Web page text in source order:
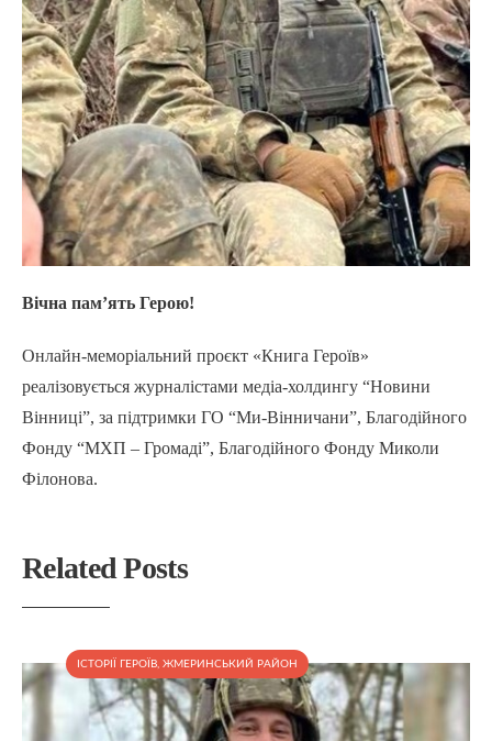
Вічна пам’ять Герою!
Онлайн-меморіальний проєкт «Книга Героїв»
реалізовується журналістами медіа-холдингу “Новини
Вінниці”, за підтримки ГО “Ми-Вінничани”, Благодійного
Фонду “МХП – Громаді”, Благодійного Фонду Миколи
Філонова.
Related Posts
ІСТОРІЇ ГЕРОЇВ, ЖМЕРИНСЬКИЙ РАЙОН